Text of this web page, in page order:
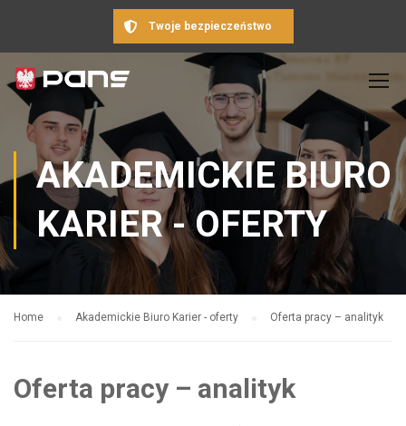
Twoje bezpieczeństwo
AKADEMICKIE BIURO
KARIER - OFERTY
Home Akademickie Biuro Karier - oferty Oferta pracy – analityk
Oferta pracy – analityk